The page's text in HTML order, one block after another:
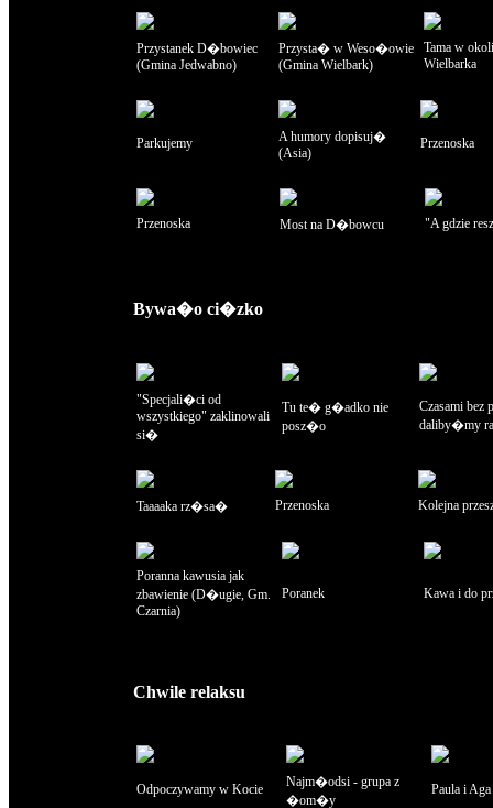
Przystanek D�bowiec
(Gmina Jedwabno)
Przysta� w Weso�owie
(Gmina Wielbark)
Tama w
Wielbarka
Parkujemy
A humory dopisuj�
(Asia)
Przenoska
Przenoska Most na D�bowcu "A gdzie
Bywa�o ci�zko
"Specjali�ci od
wszystkiego" zaklinowali
si�
Tu te� g�adko nie
posz�o
Czasami bez
daliby�my
Taaaaka rz�sa� Przenoska Kolejna
Poranna kawusia jak
zbawienie (D�ugie, Gm.
Czarnia)
Poranek Kawa i do
Chwile relaksu
Odpoczywamy w Kocie
Najm�odsi - grupa z
�om�y
Paula i Aga